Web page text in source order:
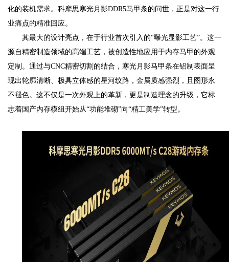
化的装机需求。科摩思寒光月影DDR5马甲条的问世，正是对这一行
业痛点的精准回应。
其最大的设计亮点，在于行业首次引入的“曝光显影工艺”。这一
源自精密制造领域的高端工艺，被创造性地应用于内存马甲的外观
定制。通过与CNC精密切割的结合，寒光月影马甲条在铝制表面呈
现出轮廓清晰、极具立体感的星河纹路，金属质感强烈，且图形永
不褪色。这不仅是一次外观上的革新，更是制造理念的升级，它标
志着国产内存模组开始从“功能堆砌”向“精工美学”转型。